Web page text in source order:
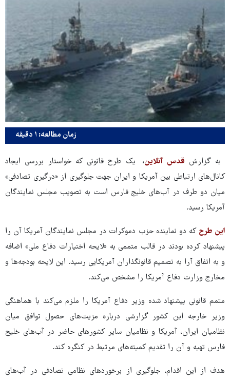
زمان مطالعه: ۱ دقیقه
به گزارش قدس آنلاین، یک طرح قانونی که خواستار بررسی ایجاد
کانال‌های ارتباطی بین آمریکا و ایران جهت جلوگیری از «درگیری تصادفی»
میان دو طرف در آب‌های خلیج فارس است به تصویب مجلس نمایندگان
آمریکا رسید.
این طرح که دو نماینده حزب دموکرات در مجلس نمایندگان آمریکا آن را
پیشنهاد کرده بودند در قالب متممی به «لایحه اختیارات دفاع ملی» اضافه
و به اتفاق آرا به تصمیم قانونگذاران آمریکایی رسید. این لایحه بودجه‌ها و
مخارج وزارت دفاع آمریکا را مشخص می‌کند.
متمم قانونی پیشنهاد شده وزیر دفاع آمریکا را ملزم می‌کند با هماهنگی
وزیر خارجه این کشور گزارشی درباره مزیت‌های حصول توافق میان
نظامیان ایران، آمریکا و نظامیان سایر کشورهای حاضر در آب‌های خلیج
فارس تهیه و آن را تقدیم کمیته‌های مرتبط در کنگره کند.
هدف از این اقدام، جلوگیری از برخوردهای نظامی تصادفی در آب‌های